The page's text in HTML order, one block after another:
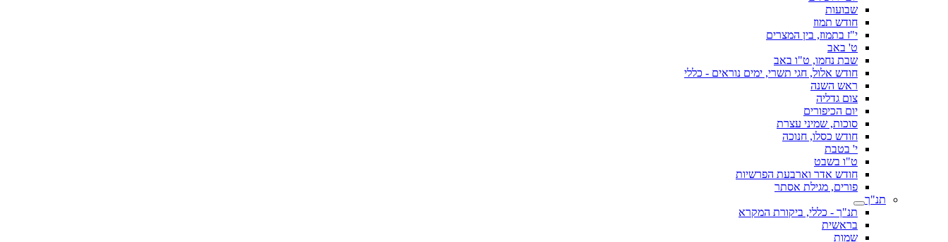
שבועות
חודש תמוז
י"ז בתמוז, בין המצרים
ט' באב
שבת נחמו, ט"ו באב
חודש אלול, חגי תשרי, ימים נוראים - כללי
ראש השנה
צום גדליה
יום הכיפורים
סוכות, שמיני עצרת
חודש כסלו, חנוכה
י' בטבת
ט"ו בשבט
חודש אדר וארבעת הפרשיות
פורים, מגילת אסתר
תנ"ך
תנ"ך - כללי, ביקורת המקרא
בראשית
שמות